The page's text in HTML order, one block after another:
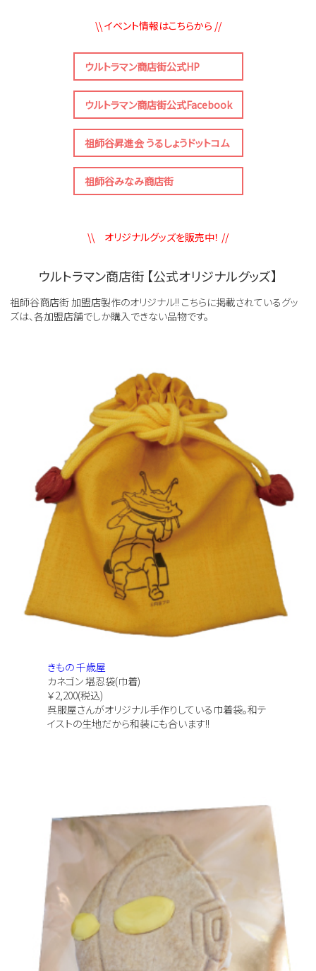
\\ イベント情報はこちらから //
ウルトラマン商店街公式HP
ウルトラマン商店街公式Facebook
祖師谷昇進会 うるしょうドットコム
祖師谷みなみ商店街
\\ オリジナルグッズを販売中！ //
ウルトラマン商店街 【公式オリジナルグッズ】
祖師谷商店街 加盟店製作のオリジナル!! こちらに掲載されているグッ
ズは、各加盟店舗でしか購入できない品物です。
きもの 千歳屋
カネゴン 堪忍袋(巾着)
￥2,200(税込)
呉服屋さんがオリジナル手作りしている巾着袋。和テ
イストの生地だから和装にも合います!!